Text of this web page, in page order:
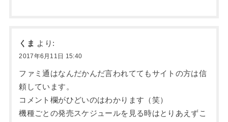
くま より:
2017年6月11日 15:40
ファミ通はなんだかんだ言われててもサイトの方は信
頼しています。
コメント欄がひどいのはわかります（笑）
機種ごとの発売スケジュールを見る時はとりあえずこ